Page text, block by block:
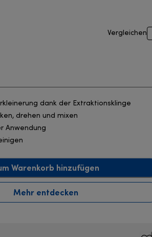
Vergleichen
dank der Extraktionsklinge
drehen und mixen
Anwendung
Warenkorb hinzufügen
Mehr entdecken